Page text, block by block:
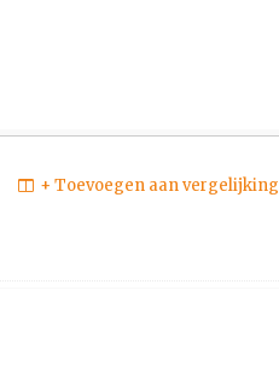
+ Toevoegen aan vergelijking